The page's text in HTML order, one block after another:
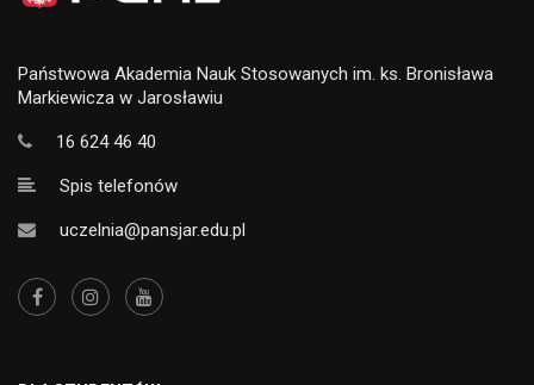
Państwowa Akademia Nauk Stosowanych im. ks. Bronisława
Markiewicza w Jarosławiu
16 624 46 40
Spis telefonów
uczelnia@pansjar.edu.pl